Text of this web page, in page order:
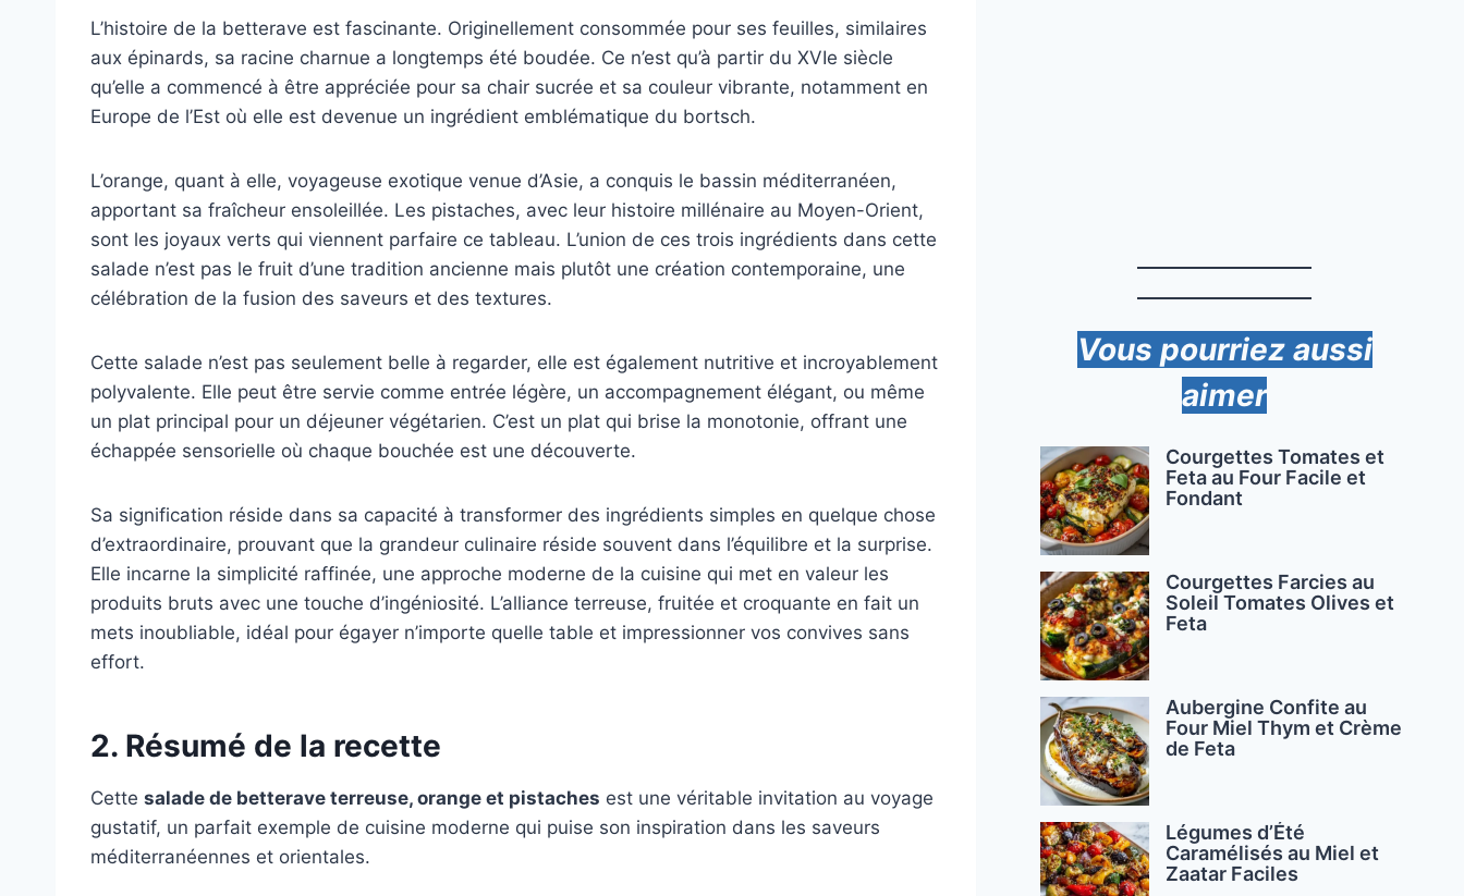
L’histoire de la betterave est fascinante. Originellement consommée pour ses feuilles, similaires
aux épinards, sa racine charnue a longtemps été boudée. Ce n’est qu’à partir du XVIe siècle
qu’elle a commencé à être appréciée pour sa chair sucrée et sa couleur vibrante, notamment en
Europe de l’Est où elle est devenue un ingrédient emblématique du bortsch.
L’orange, quant à elle, voyageuse exotique venue d’Asie, a conquis le bassin méditerranéen,
apportant sa fraîcheur ensoleillée. Les pistaches, avec leur histoire millénaire au Moyen-Orient,
sont les joyaux verts qui viennent parfaire ce tableau. L’union de ces trois ingrédients dans cette
salade n’est pas le fruit d’une tradition ancienne mais plutôt une création contemporaine, une
célébration de la fusion des saveurs et des textures.
Cette salade n’est pas seulement belle à regarder, elle est également nutritive et incroyablement
polyvalente. Elle peut être servie comme entrée légère, un accompagnement élégant, ou même
un plat principal pour un déjeuner végétarien. C’est un plat qui brise la monotonie, offrant une
échappée sensorielle où chaque bouchée est une découverte.
Sa signification réside dans sa capacité à transformer des ingrédients simples en quelque chose
d’extraordinaire, prouvant que la grandeur culinaire réside souvent dans l’équilibre et la surprise.
Elle incarne la simplicité raffinée, une approche moderne de la cuisine qui met en valeur les
produits bruts avec une touche d’ingéniosité. L’alliance terreuse, fruitée et croquante en fait un
mets inoubliable, idéal pour égayer n’importe quelle table et impressionner vos convives sans
effort.
2. Résumé de la recette
Cette salade de betterave terreuse, orange et pistaches est une véritable invitation au voyage
gustatif, un parfait exemple de cuisine moderne qui puise son inspiration dans les saveurs
méditerranéennes et orientales.
Vous pourriez aussi
aimer
Courgettes Tomates et
Feta au Four Facile et
Fondant
Courgettes Farcies au
Soleil Tomates Olives et
Feta
Aubergine Confite au
Four Miel Thym et Crème
de Feta
Légumes d’Été
Caramélisés au Miel et
Zaatar Faciles